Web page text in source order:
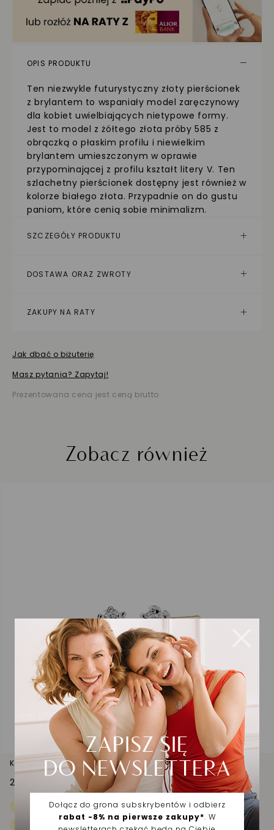
OPIS PRODUKTU
Ten niezwykle futurystyczny złoty pierścionek
z brylantem to wspaniały model zaręczynowy
dla kobiet uwielbiających nietypowe formy.
Jest to model z żółtego złota próby 585 z
obrączką o płaskim profilu i niewielkim
brylantem umieszczonym w oprawie
przypominającej z profilu kształt litery V. Ten
szlachetny pierścionek dostępny jest również w
kolorze białego złota. Przypadnie on do gustu
paniom, które cenią sobie minimalizm.
SZCZEGÓŁY PRODUKTU
DOSTAWA ORAZ ZWROTY
ZAKUPY NA RATY
Jak dbać o biżuterię
Masz pytania? Zapytaj!
Prezentowana cena jest ceną brutto
Zobacz również
Kolczyki złote z brylantem dwukolorowe
2 842,00 zł
2 586,50 zł Najniższa cena z 30 dni przed obniżką
-30% Cena regularna